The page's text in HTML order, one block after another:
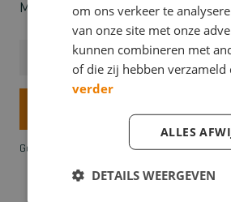
Meldt je gratis aan!
E-mailadres *
Geen spam. Je kunt op elk moment afmelden.
om ons verkeer te
van onze site met onze
kunnen combineren met
of die zij hebben
verder
ALLES
DETAILS WEERGEVEN